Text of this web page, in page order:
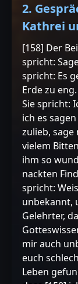
2.
Kathrei
[158] Der
spricht:
spricht: Es
Erde zu
Sie spricht:
ich es
zulieb,
vielem
ihm so
nackten
spricht:
unbekannt,
Gelehrter,
mir auch
euch
Leben